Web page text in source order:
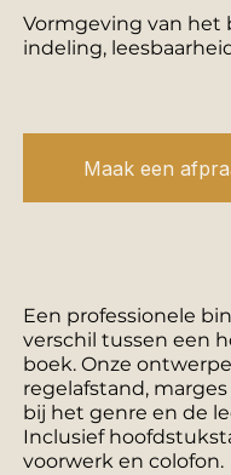
Vormgeving van het
indeling,
Maak een
Een professionele
verschil tussen een
boek. Onze
regelafstand,
bij het genre en de
Inclusief
voorwerk en colofon.